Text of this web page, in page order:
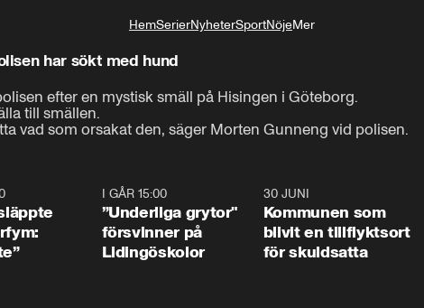
HemSerierNyheterSportNöjeMer
har sökt med hund
efter en mystisk smäll på Hisingen i Göteborg.
till smällen.
vad som orsakat den, säger Morten Gunneng vid polisen.
I GÅR 15:00
”Underliga grytor"
försvinner på
Lidingöskolor
30 JUNI
Kommunen som
blivit en tillflyktsort
för skuldsatta